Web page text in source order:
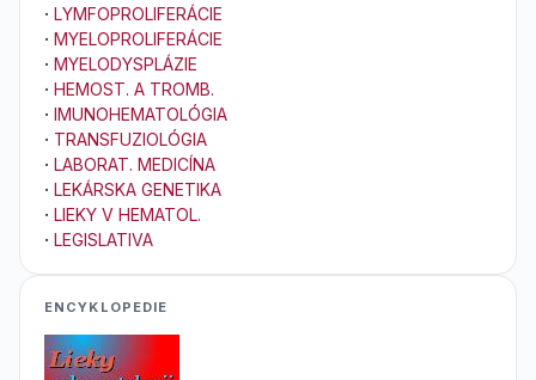
· LYMFOPROLIFERÁCIE
· MYELOPROLIFERÁCIE
· MYELODYSPLÁZIE
· HEMOST. A TROMB.
· IMUNOHEMATOLÓGIA
· TRANSFUZIOLÓGIA
· LABORAT. MEDICÍNA
· LEKÁRSKA GENETIKA
· LIEKY V HEMATOL.
· LEGISLATIVA
ENCYKLOPEDIE